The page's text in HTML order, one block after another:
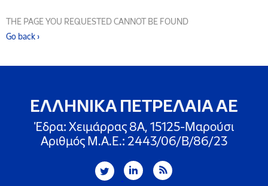
THE PAGE YOU REQUESTED CANNOT BE FOUND
Go back ›
ΕΛΛΗΝΙΚΑ ΠΕΤΡΕΛΑΙΑ ΑΕ
Έδρα: Χειμάρρας 8A, 15125-Μαρούσι
Αριθμός Μ.Α.Ε.: 2443/06/Β/86/23